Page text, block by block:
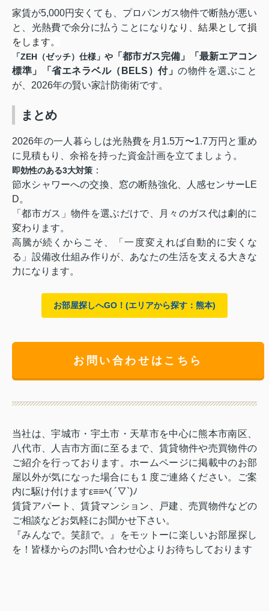
家賃が5,000円安くても、プロパンガス物件で断熱が悪い
と、光熱費で余分に払うことになり なり、結果として損
をします。
「ZEH（ゼッチ）仕様」や 「都市ガス完備」「最新エアコン
標準」「省エネラベル（BELS）付」の物件を選ぶこと
が、2026年の賢い家計防衛術です。
まとめ
2026年の一人暮らしは光熱費を月1.5万〜1.7万円と重め
に見積もり、余裕を持った資金計画を立てましょう。
即効性のある3大対策 ：
節水シャワーへの交換、窓の断熱強化、人感センサーLE
D。
「都市ガス」物件を選ぶだけで、月々のガス代は劇的に
変わります。
高騰が続くからこそ、「一度変えれば自動的に安くな
る」設備改仕組み作りが、あなたの生活を支える大きな
力になります。
お部屋探しへGO！(エリアから探す：熊本)
お問い合わせはこちら
当社は、宇城市・宇土市・天草市を中心に熊本市南区、
八代市、人吉市方面に至るまで、賃貸物件や売買物件の
ご紹介を行っております。ホームページに掲載中のお部
屋以外が気になった場合にも１度ご連絡ください。ご案
内に駆け付けますε≡≡ﾍ( ´▽`)ﾉ
賃貸アパート、賃貸マンション、戸建、売買物件などの
ご相談などお気軽にお聞かせ下さい。
『みんなで。笑顔で。』をモットーに楽しいお部屋探し
を！皆様からのお問い合わせ心よりお待ちしております